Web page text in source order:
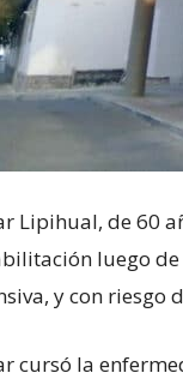
Lipihual, de 60
luego
y con riesgo
cursó la